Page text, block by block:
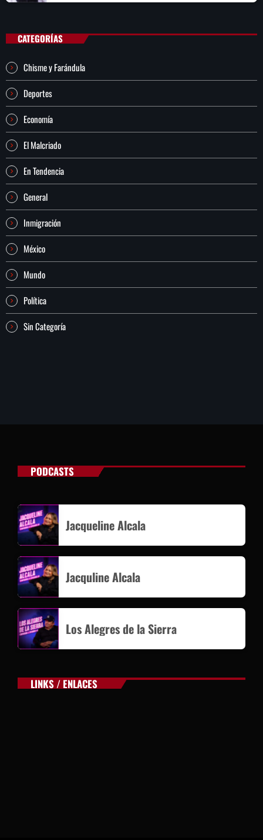
CATEGORÍAS
Chisme y Farándula
Deportes
Economía
El Malcriado
En Tendencia
General
Inmigración
México
Mundo
Política
Sin Categoría
PODCASTS
Jacqueline Alcala
Jacquline Alcala
Los Alegres de la Sierra
LINKS / ENLACES